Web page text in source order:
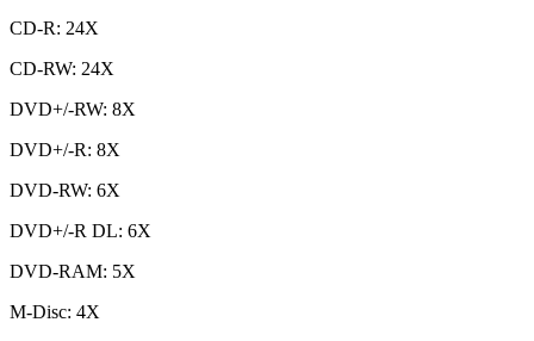
CD-R: 24X
CD-RW: 24X
DVD+/-RW: 8X
DVD+/-R: 8X
DVD-RW: 6X
DVD+/-R DL: 6X
DVD-RAM: 5X
M-Disc: 4X